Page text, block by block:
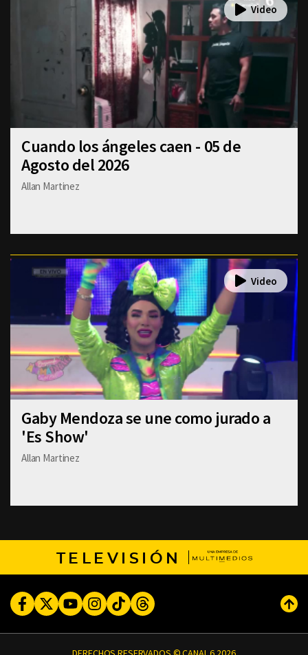
Cuando los ángeles caen - 05 de
Agosto del 2026
Allan Martinez
Gaby Mendoza se une como jurado a
'Es Show'
Allan Martinez
TELEVISIÓN
FacebookTwitterYoutubeInstagram
TikTokThreads